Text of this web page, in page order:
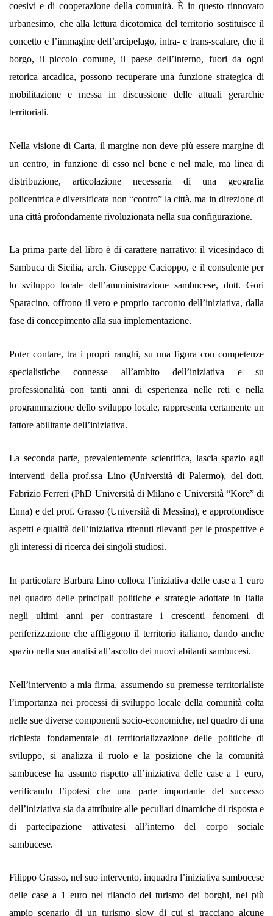
coesivi e di cooperazione della comunità. È in questo rinnovato
urbanesimo, che alla lettura dicotomica del territorio sostituisce il
concetto e l’immagine dell’arcipelago, intra- e trans-scalare, che il
borgo, il piccolo comune, il paese dell’interno, fuori da ogni
retorica arcadica, possono recuperare una funzione strategica di
mobilitazione e messa in discussione delle attuali gerarchie
territoriali.
Nella visione di Carta, il margine non deve più essere margine di
un centro, in funzione di esso nel bene e nel male, ma linea di
distribuzione, articolazione necessaria di una geografia
policentrica e diversificata non “contro” la città, ma in direzione di
una città profondamente rivoluzionata nella sua configurazione.
La prima parte del libro è di carattere narrativo: il vicesindaco di
Sambuca di Sicilia, arch. Giuseppe Cacioppo, e il consulente per
lo sviluppo locale dell’amministrazione sambucese, dott. Gori
Sparacino, offrono il vero e proprio racconto dell’iniziativa, dalla
fase di concepimento alla sua implementazione.
Poter contare, tra i propri ranghi, su una figura con competenze
specialistiche connesse all’ambito dell’iniziativa e su
professionalità con tanti anni di esperienza nelle reti e nella
programmazione dello sviluppo locale, rappresenta certamente un
fattore abilitante dell’iniziativa.
La seconda parte, prevalentemente scientifica, lascia spazio agli
interventi della prof.ssa Lino (Università di Palermo), del dott.
Fabrizio Ferreri (PhD Università di Milano e Università “Kore” di
Enna) e del prof. Grasso (Università di Messina), e approfondisce
aspetti e qualità dell’iniziativa ritenuti rilevanti per le prospettive e
gli interessi di ricerca dei singoli studiosi.
In particolare Barbara Lino colloca l’iniziativa delle case a 1 euro
nel quadro delle principali politiche e strategie adottate in Italia
negli ultimi anni per contrastare i crescenti fenomeni di
periferizzazione che affliggono il territorio italiano, dando anche
spazio nella sua analisi all’ascolto dei nuovi abitanti sambucesi.
Nell’intervento a mia firma, assumendo su premesse territorialiste
l’importanza nei processi di sviluppo locale della comunità colta
nelle sue diverse componenti socio-economiche, nel quadro di una
richiesta fondamentale di territorializzazione delle politiche di
sviluppo, si analizza il ruolo e la posizione che la comunità
sambucese ha assunto rispetto all’iniziativa delle case a 1 euro,
verificando l’ipotesi che una parte importante del successo
dell’iniziativa sia da attribuire alle peculiari dinamiche di risposta e
di partecipazione attivatesi all’interno del corpo sociale
sambucese.
Filippo Grasso, nel suo intervento, inquadra l’iniziativa sambucese
delle case a 1 euro nel rilancio del turismo dei borghi, nel più
ampio scenario di un turismo slow di cui si tracciano alcune